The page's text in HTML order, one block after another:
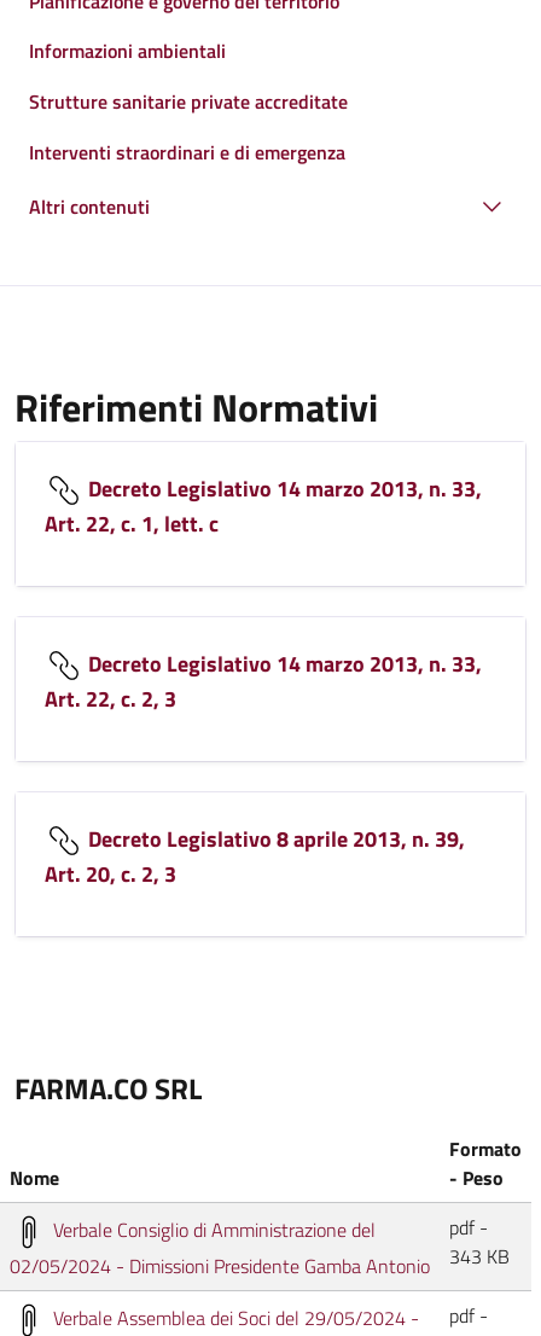
Informazioni ambientali
Strutture sanitarie private accreditate
Interventi straordinari e di emergenza
Altri contenuti
Riferimenti Normativi
Decreto Legislativo 14 marzo 2013, n. 33,
Art. 22, c. 1, lett. c
Decreto Legislativo 14 marzo 2013, n. 33,
Art. 22, c. 2, 3
Decreto Legislativo 8 aprile 2013, n. 39,
Art. 20, c. 2, 3
FARMA.CO SRL
Nome
Formato
- Peso
Verbale Consiglio di Amministrazione del
02/05/2024 - Dimissioni Presidente Gamba Antonio
pdf -
343 KB
Verbale Assemblea dei Soci del 29/05/2024 -
pdf -